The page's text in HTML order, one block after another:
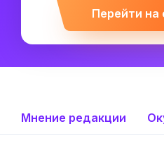
Перейти на
Мнение редакции